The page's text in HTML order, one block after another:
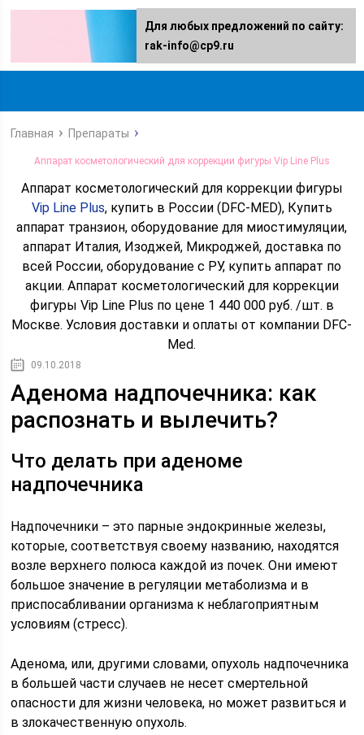
Главная Препараты
Аппарат косметологический для коррекции фигуры Vip Line Plus
Аппарат косметологический для коррекции фигуры
Vip Line Plus, купить в России (DFC-MED), Купить
аппарат транзион, оборудование для миостимуляции,
аппарат Италия, Изоджей, Микроджей, доставка по
всей России, оборудование с РУ, купить аппарат по
акции. Аппарат косметологический для коррекции
фигуры Vip Line Plus по цене 1 440 000 руб. /шт. в
Москве. Условия доставки и оплаты от компании DFC-
Med.
09.10.2018
Аденома надпочечника: как
распознать и вылечить?
Что делать при аденоме
надпочечника
Надпочечники – это парные эндокринные железы,
которые, соответствуя своему названию, находятся
возле верхнего полюса каждой из почек. Они имеют
большое значение в регуляции метаболизма и в
приспосабливании организма к неблагоприятным
условиям (стресс).
Аденома, или, другими словами, опухоль надпочечника
в большей части случаев не несет смертельной
опасности для жизни человека, но может развиться и
в злокачественную опухоль.
Для любых предложений по сайту:
rak-info@cp9.ru